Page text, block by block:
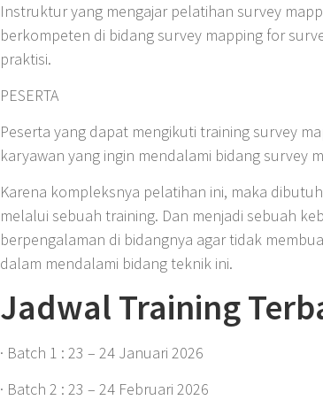
Instruktur yang mengajar pelatihan survey
berkompeten di bidang survey mapping for
praktisi.
PESERTA
Peserta yang dapat mengikuti training survey
karyawan yang ingin mendalami bidang survey
Karena kompleksnya pelatihan ini, maka
melalui sebuah training. Dan menjadi sebuah
berpengalaman di bidangnya agar tidak
dalam mendalami bidang teknik ini.
Jadwal Training
· Batch 1 : 23 – 24 Januari 2026
· Batch 2 : 23 – 24 Februari 2026